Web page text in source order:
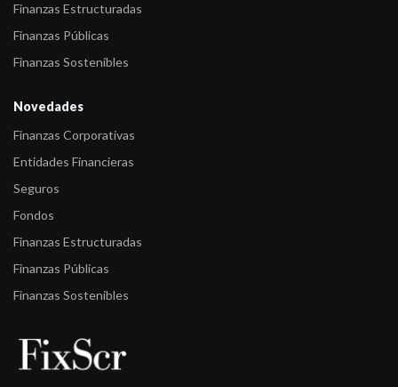
Finanzas Estructuradas
Finanzas Públicas
Finanzas Sostenibles
Novedades
Finanzas Corporativas
Entidades Financieras
Seguros
Fondos
Finanzas Estructuradas
Finanzas Públicas
Finanzas Sostenibles